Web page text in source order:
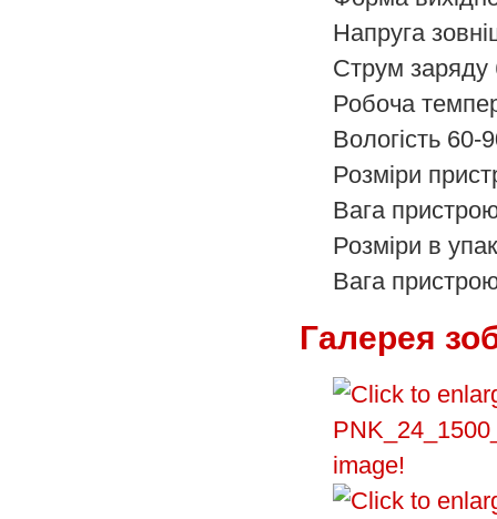
Напруга
Струм заряду
Робоча
Вологість 60-
Розміри
Вага
Розміри в
Вага
Галерея
image!